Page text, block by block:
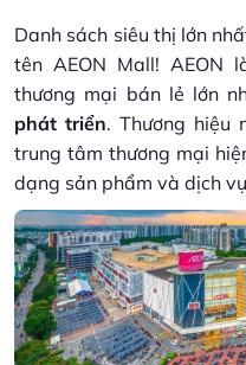
Danh sách siêu thị lớn
tên AEON Mall! AEON
thương mại bán lẻ lớn
phát triển. Thương hiệu
trung tâm thương mại
dạng sản phẩm và dịch